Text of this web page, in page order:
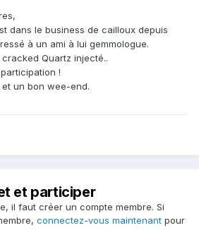
dans le business de cailloux depuis
à un ami à lui gemmologue.
Quartz injecté..
!
un bon wee-end.
et participer
il faut créer un compte membre. Si
connectez-vous maintenant pour